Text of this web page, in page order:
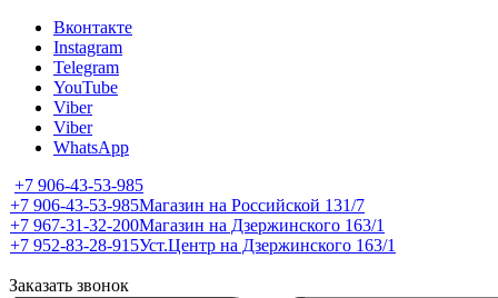
Вконтакте
Instagram
Telegram
YouTube
Viber
Viber
WhatsApp
+7 906-43-53-985
+7 906-43-53-985Магазин на Российской 131/7
+7 967-31-32-200Магазин на Дзержинского 163/1
+7 952-83-28-915Уст.Центр на Дзержинского 163/1
Заказать звонок